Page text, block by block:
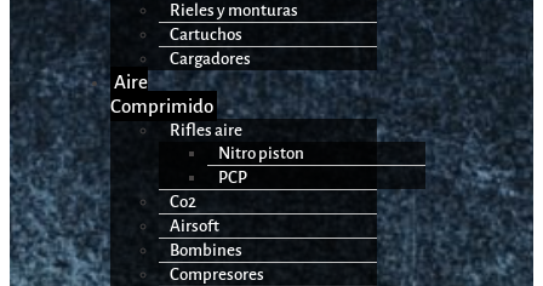
Rieles y monturas
Cartuchos
Cargadores
Aire
Comprimido
Rifles aire
Nitro piston
PCP
Co2
Airsoft
Bombines
Compresores